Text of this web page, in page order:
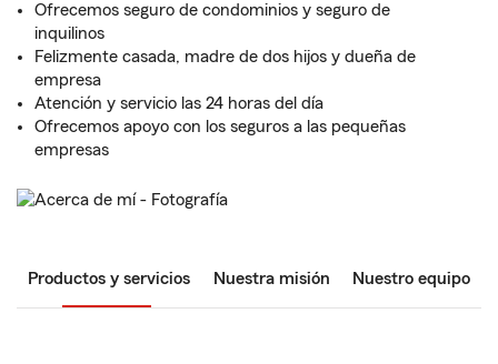
Ofrecemos seguro de condominios y seguro de
inquilinos
Felizmente casada, madre de dos hijos y dueña de
empresa
Atención y servicio las 24 horas del día
Ofrecemos apoyo con los seguros a las pequeñas
empresas
Productos y servicios Nuestra misión Nuestro equipo